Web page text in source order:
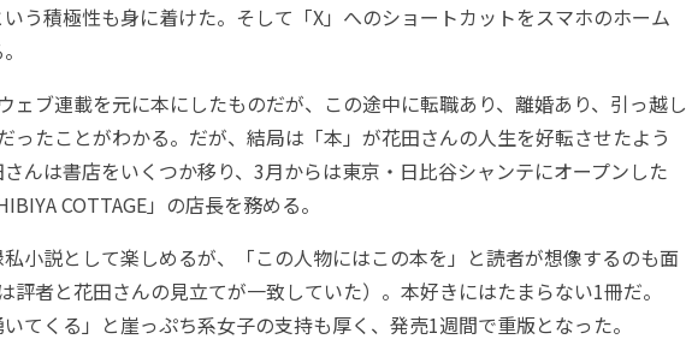
う積極性も身に着けた。そして「X」へのショートカットをスマホのホーム
ェブ連載を元に本にしたものだが、この途中に転職あり、離婚あり、引っ越し
ったことがわかる。だが、結局は「本」が花田さんの人生を好転させたよう
んは書店をいくつか移り、3月からは東京・日比谷シャンテにオープンした
COTTAGE」の店長を務める。
小説として楽しめるが、「この人物にはこの本を」と読者が想像するのも面
評者と花田さんの見立てが一致していた）。本好きにはたまらない1冊だ。
いてくる」と崖っぷち系女子の支持も厚く、発売1週間で重版となった。